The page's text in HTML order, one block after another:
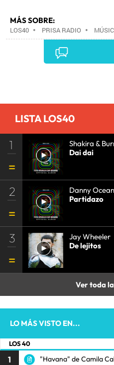
MÁS SOBRE:
LOS40 • PRISA RADIO •
GRUPO PRISA•GRUPO
COMUNICACIÓN•
LISTA LOS40
1
Shakira &
Dai dai
2
Danny Ocean
Partidazo
3
Jay Wheeler
De lejitos
Ver toda
LO MÁS VISTO EN...
LOS 40
1 "Havana" de Camila